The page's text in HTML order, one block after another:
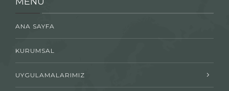
ANA SAYFA
KURUMSAL
UYGULAMALARIMIZ